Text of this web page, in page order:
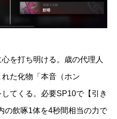
を打ち明ける。歳の代理人
た化物「本音（ホン
てくる。必要SP10で【引き
の飲啄1体を4秒間相当の力で